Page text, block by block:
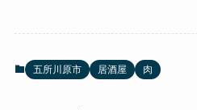
五所川原市 居酒屋 肉